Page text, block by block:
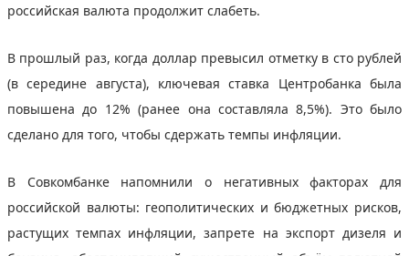
российская валюта продолжит слабеть.
В прошлый раз, когда доллар превысил отметку в сто рублей
(в середине августа), ключевая ставка Центробанка была
повышена до 12% (ранее она составляла 8,5%). Это было
сделано для того, чтобы сдержать темпы инфляции.
В Совкомбанке напомнили о негативных факторах для
российской валюты: геополитических и бюджетных рисков,
растущих темпах инфляции, запрете на экспорт дизеля и